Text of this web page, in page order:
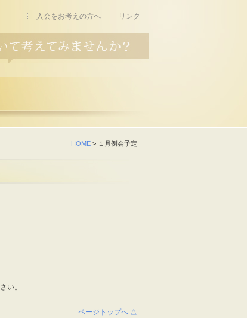
入会をお考えの方へ リンク
HOME> １月例会予定
い。
ページトップへ △